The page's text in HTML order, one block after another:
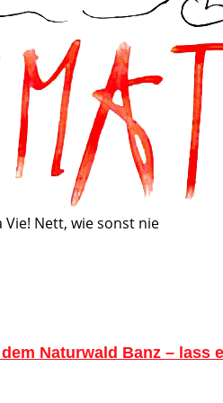
Vie! Nett, wie sonst nie
Naturwald Banz – lass